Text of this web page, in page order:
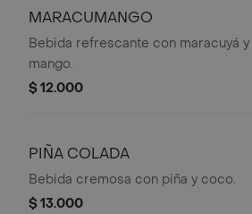
MARACUMANGO
Bebida refrescante con maracuyá y
mango.
$ 12.000
PIÑA COLADA
Bebida cremosa con piña y coco.
$ 13.000